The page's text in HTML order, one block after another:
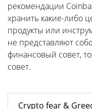
рекомендации
хранить какие-либо
продукты или
не представляют
финансовый совет,
совет.
Crypto fear &